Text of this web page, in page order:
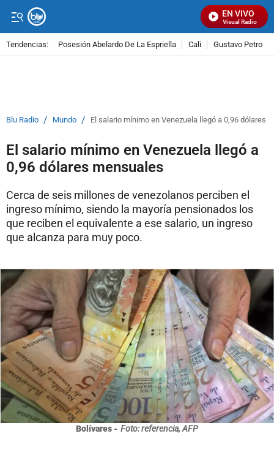
EN VIVO
Señal Visual Radio
Tendencias: Posesión Abelardo De La Espriella Cali Gustavo Petro
Blu Radio / Mundo / El salario mínimo en Venezuela llegó a 0,96 dólares
El salario mínimo en Venezuela llegó a
0,96 dólares mensuales
Cerca de seis millones de venezolanos perciben el
ingreso mínimo, siendo la mayoría pensionados los
que reciben el equivalente a ese salario, un ingreso
que alcanza para muy poco.
Bolívares - Foto: referencia, AFP